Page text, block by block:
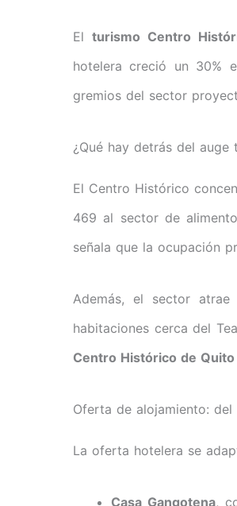
El turismo Centro
hotelera creció un 30%
gremios del sector
¿Qué hay detrás del auge
El Centro Histórico
469 al sector de
señala que la ocupación
Además, el sector
habitaciones cerca del
Centro Histórico de
Oferta de alojamiento:
La oferta hotelera se
Casa Gangotena,